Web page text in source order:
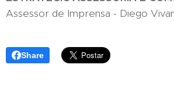
Assessor de Imprensa - Diego
Share